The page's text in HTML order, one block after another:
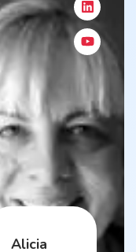
Alicia